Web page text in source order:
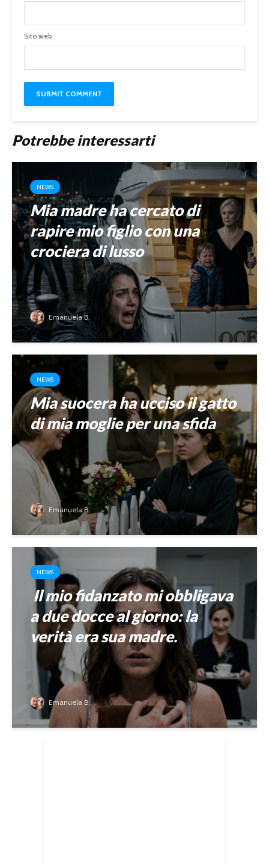
Sito web
Potrebbe interessarti
NEWS
Mia madre ha cercato di
rapire mio figlio con una
crociera di lusso
Emanuela B.
NEWS
Mia suocera ha ucciso il gatto
di mia moglie per una sfida
Emanuela B.
NEWS
Il mio fidanzato mi obbligava
a due docce al giorno: la
verità era sua madre.
Emanuela B.